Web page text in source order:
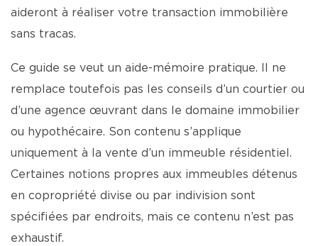
aideront à réaliser votre transaction immobilière
sans tracas.
Ce guide se veut un aide-mémoire pratique. Il ne
remplace toutefois pas les conseils d’un courtier ou
d’une agence œuvrant dans le domaine immobilier
ou hypothécaire. Son contenu s’applique
uniquement à la vente d’un immeuble résidentiel.
Certaines notions propres aux immeubles détenus
en copropriété divise ou par indivision sont
spécifiées par endroits, mais ce contenu n’est pas
exhaustif.